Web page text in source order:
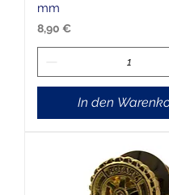
mm
Preis
8,90 €
In den